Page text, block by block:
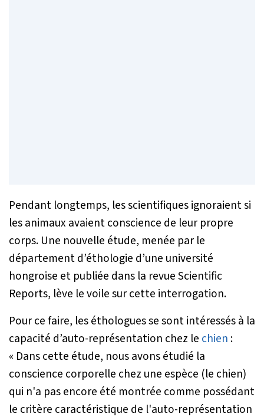
Pendant longtemps, les scientifiques ignoraient si
les animaux avaient conscience de leur propre
corps. Une nouvelle étude, menée par le
département d’éthologie d’une université
hongroise et publiée dans la revue Scientific
Reports, lève le voile sur cette interrogation.
Pour ce faire, les éthologues se sont intéressés à la
capacité d’auto-représentation chez le chien :
« Dans cette étude, nous avonsétudié la
conscience corporelle chez une espèce (le chien)
qui n'a pas encore été montrée comme possédant
le critère caractéristique de l'auto-représentation